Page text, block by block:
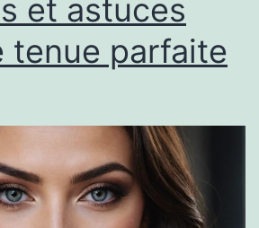
et astuces
tenue parfaite